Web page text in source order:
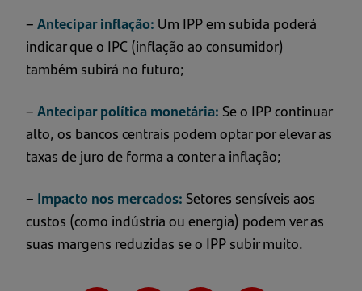
–Antecipar inflação: Um IPP em subida poderá
indicar que o IPC (inflação ao consumidor)
também subirá no futuro;
–Antecipar política monetária: Se o IPP continuar
alto, os bancos centrais podem optar por elevar as
taxas de juro de forma a conter a inflação;
– Impacto nos mercados: Setores sensíveis aos
custos (como indústria ou energia) podem ver as
suas margens reduzidas se o IPP subir muito.